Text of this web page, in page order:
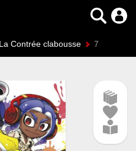
Contrée clabousse 7